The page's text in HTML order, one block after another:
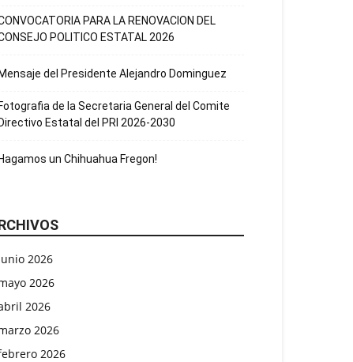
PARA LA RENOVACION DEL
POLITICO ESTATAL 2026
Mensaje del Presidente Alejandro Dominguez
Fotografia de la Secretaria General del Comite
Directivo Estatal del PRI 2026-2030
Hagamos un Chihuahua Fregon!
2026
2026
2026
2026
2026